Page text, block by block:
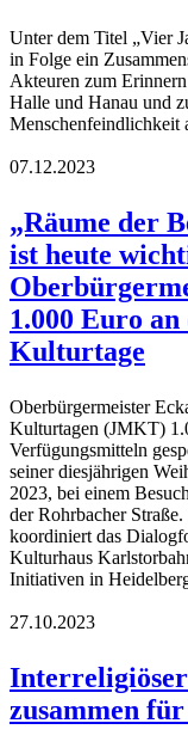
Unter dem Titel „Vier
in Folge ein
Akteuren zum
Halle und Hanau und
Menschenfeindlichkeit
07.12.2023
„Räume der
ist heute
1.000 Euro
Kulturtage
Oberbürgermeister
Kulturtagen (JMKT)
Verfügungsmitteln
seiner diesjährigen
2023, bei einem
der Rohrbacher
koordiniert das
Kulturhaus
Initiativen in
27.10.2023
zusammen